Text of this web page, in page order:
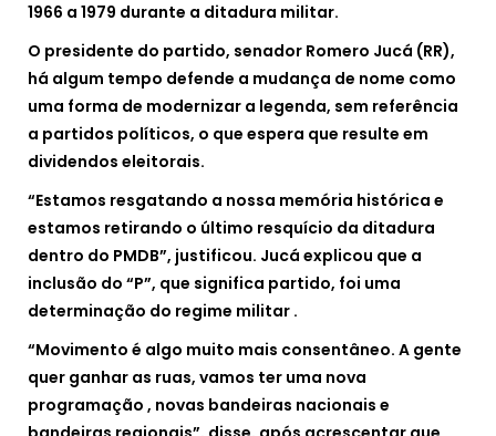
1966 a 1979 durante a ditadura militar.
O presidente do partido, senador Romero Jucá (RR),
há algum tempo defende a mudança de nome como
uma forma de modernizar a legenda, sem referência
a partidos políticos, o que espera que resulte em
dividendos eleitorais.
“Estamos resgatando a nossa memória histórica e
estamos retirando o último resquício da ditadura
dentro do PMDB”, justificou. Jucá explicou que a
inclusão do “P”, que significa partido, foi uma
determinação do regime militar .
“Movimento é algo muito mais consentâneo. A gente
quer ganhar as ruas, vamos ter uma nova
programação , novas bandeiras nacionais e